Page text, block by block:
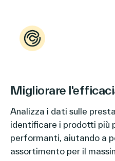
Migliorare
Analizza i dati sulle
identificare i prodotti più
performanti, aiutando a
assortimento per il